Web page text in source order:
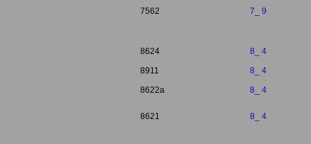
7562 7_ 9
8624
8_ 4
8911
8_ 4
8622a
8_ 4
8621 8_ 4